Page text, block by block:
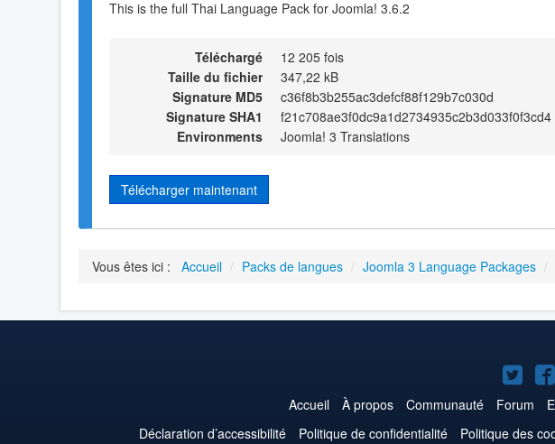
This is the full Thai Language Pack for Joomla! 3.6.2
Téléchargé
12 205 fois
Taille du fichier
347,22 kB
Signature MD5
c36f8b3b255ac3defcf88f129b7c030d
Signature SHA1
f21c708ae3f0dc9a1d2734935c2b3d033f0f3cd4
Environments
Joomla! 3 Translations
Télécharger maintenant
Vous êtes ici : Accueil / Packs de langues / Joomla 3 Language Packages /
sur
Accueil À propos Communauté Forum
Déclaration d’accessibilité
Politique de confidentialité Politique des